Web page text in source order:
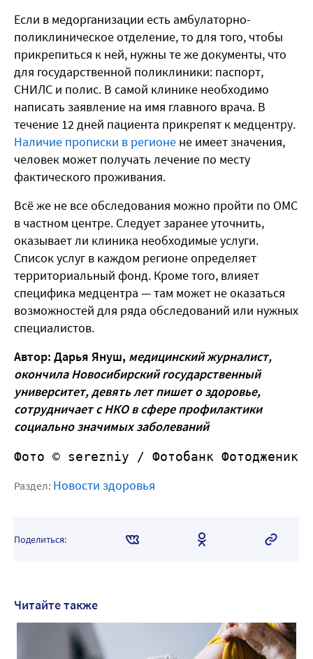
Если в медорганизации есть амбулаторно-
поликлиническое отделение, то для того, чтобы
прикрепиться к ней, нужны те же документы, что
для государственной поликлиники: паспорт,
СНИЛС и полис. В самой клинике необходимо
написать заявление на имя главного врача. В
течение 12 дней пациента прикрепят к медцентру.
Наличие прописки в регионе не имеет значения,
человек может получать лечение по месту
фактического проживания.
Всё же не все обследования можно пройти по ОМС
в частном центре. Следует заранее уточнить,
оказывает ли клиника необходимые услуги.
Список услуг в каждом регионе определяет
территориальный фонд. Кроме того, влияет
специфика медцентра — там может не оказаться
возможностей для ряда обследований или нужных
специалистов.
Автор: Дарья Януш, медицинский журналист,
окончила Новосибирский государственный
университет, девять лет пишет о здоровье,
сотрудничает с НКО в сфере профилактики
социально значимых заболеваний
Фото © serezniy / Фотобанк Фотодженика
Раздел: Новости здоровья
Поделиться:
Читайте также